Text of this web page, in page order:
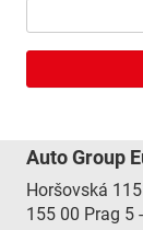
Auto Group
Horšovská
155 00 Prag 5